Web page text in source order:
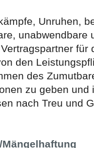
Unruhen,
unabwendbare
für
den
des
zu geben und
nach Treu und